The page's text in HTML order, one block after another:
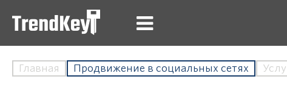
Главная Продвижение в социальных сетях